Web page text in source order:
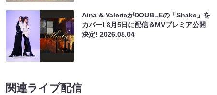
Aina & ValerieがDOUBLEの「Shake」を
カバー! 8月5日に配信＆MVプレミア公開
決定!2026.08.04
関連ライブ配信